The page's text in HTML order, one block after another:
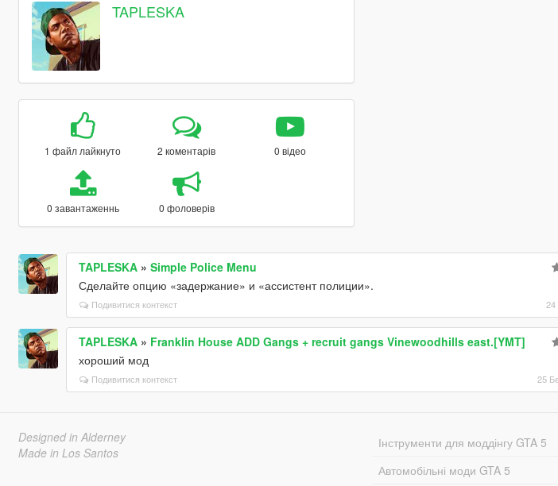
TAPLESKA
1 файл лайкнуто 2 коментарів 0 відео
0 завантаженнь 0 фоловерів
TAPLESKA» Simple Police Menu
Сделайте опцию «задержание» и «ассистент полиции».
Подивитися контекст 24
TAPLESKA» Franklin House ADD Gangs + recruit gangs Vinewoodhills east.[YMT]
хороший мод
Подивитися контекст 25
Designed in Alderney
Made in Los Santos
Інструменти для моддінгу GTA 5
Автомобільні моди GTA 5